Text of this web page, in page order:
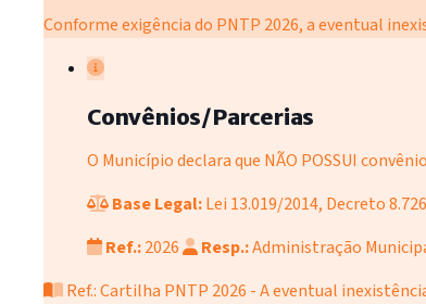
Conforme exigência do PNTP 2026, a eventual
Convênios/Parcerias
O Município declara que NÃO POSSUI
Base Legal:Lei 13.019/2014, Decreto
Ref.:2026 Resp.:Administração
Ref.: Cartilha PNTP 2026 - A eventual